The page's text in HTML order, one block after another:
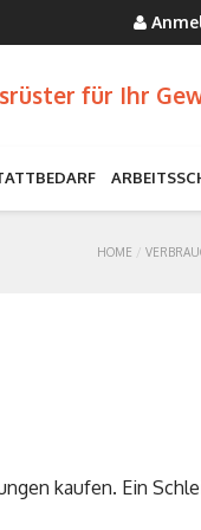
für Ihr
HOME
kaufen. Ein